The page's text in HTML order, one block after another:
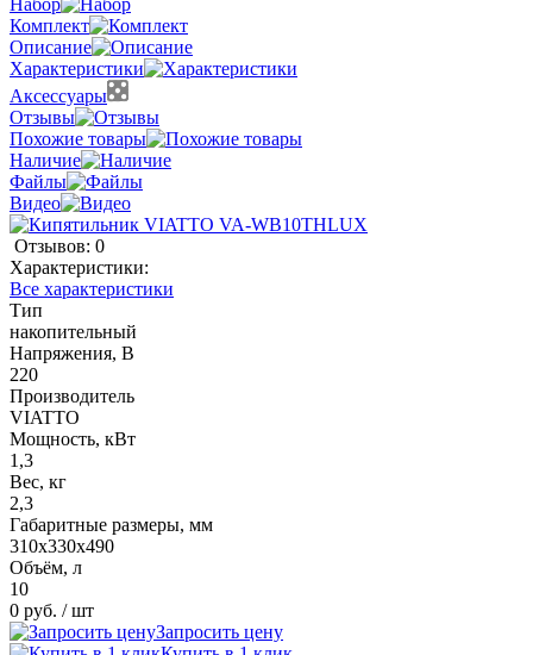
Комплект
Описание
Характеристики
Аксессуары
Отзывы
Похожие товары
Наличие
Файлы
Видео
Отзывов: 0
Характеристики:
Все характеристики
Тип
накопительный
Напряжения, В
220
Производитель
VIATTO
Мощность, кВт
1,3
Вес, кг
2,3
Габаритные размеры, мм
310х330х490
Объём, л
10
0 руб. / шт
Запросить цену